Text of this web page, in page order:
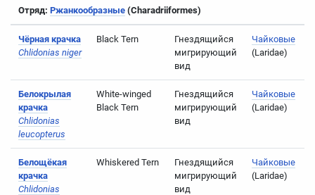
Отряд: Ржанкообразные(Charadriiformes)
Чёрная крачка
Chlidonias niger
Black Tern
Гнездящийся
мигрирующий
вид
Чайковые
(Laridae)
Белокрылая
крачка
Chlidonias
leucopterus
White-winged
Black Tern
Гнездящийся
мигрирующий
вид
Чайковые
(Laridae)
Белощёкая
крачка
Chlidonias
Whiskered Tern
Гнездящийся
мигрирующий
вид
Чайковые
(Laridae)